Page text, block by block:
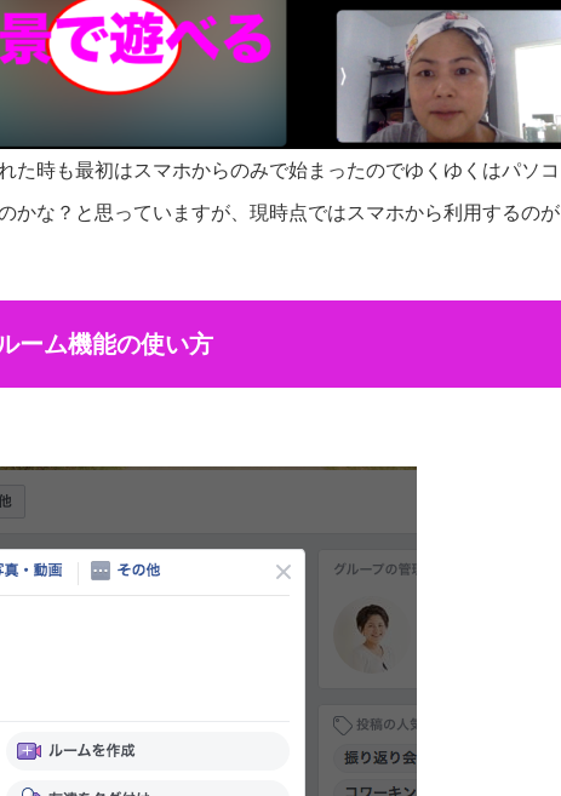
た時も最初はスマホからのみで始まったのでゆくゆくはパソコ
かな？と思っていますが、現時点ではスマホから利用するのが
ーム機能の使い方